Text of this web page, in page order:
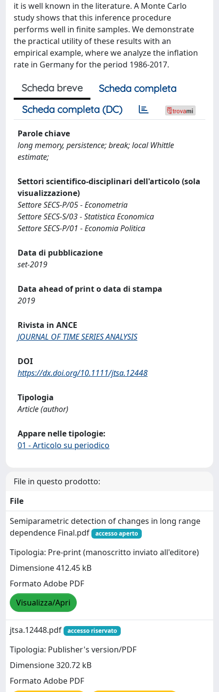
it is well known in the literature. A Monte Carlo
study shows that this inference procedure
performs well in finite samples. We demonstrate
the practical utility of these results with an
empirical example, where we analyze the inflation
rate in Germany for the period 1986-2017.
Scheda breve
Scheda completa
Scheda completa (DC)
Parole chiave
long memory, persistence; break; local Whittle
estimate;
Settori scientifico-disciplinari dell'articolo (sola
visualizzazione)
Settore SECS-P/05 - Econometria
Settore SECS-S/03 - Statistica Economica
Settore SECS-P/01 - Economia Politica
Data di pubblicazione
set-2019
Data ahead of print o data di stampa
2019
Rivista in ANCE
JOURNAL OF TIME SERIES ANALYSIS
DOI
https://dx.doi.org/10.1111/jtsa.12448
Tipologia
Article (author)
Appare nelle tipologie:
01 - Articolo su periodico
File in questo prodotto:
File
Semiparametric detection of changes in long range
dependence Final.pdf
accesso aperto
Tipologia: Pre-print (manoscritto inviato all'editore)
Dimensione 412.45 kB
Formato Adobe PDF
Visualizza/Apri
jtsa.12448.pdf accesso riservato
Tipologia: Publisher's version/PDF
Dimensione 320.72 kB
Formato Adobe PDF